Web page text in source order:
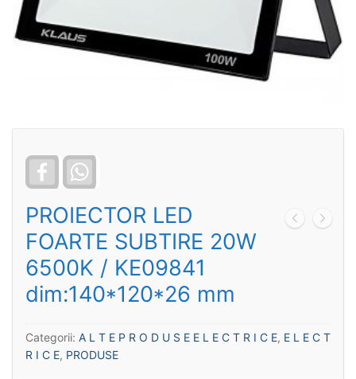
Facebook
PROIECTOR LED
FOARTE SUBTIRE 20W
6500K / KE09841
dim:140*120*26 mm
Categorii: A L T E P R O D U S E E L E C T R I C E, E L E C T
R I C E, PRODUSE